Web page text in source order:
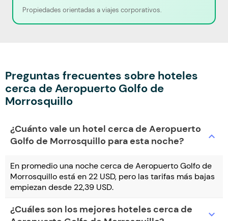
Propiedades orientadas a viajes corporativos.
Preguntas frecuentes sobre hoteles
cerca de Aeropuerto Golfo de
Morrosquillo
¿Cuánto vale un hotel cerca de Aeropuerto
Golfo de Morrosquillo para esta noche?
expand_more
En promedio una noche cerca de Aeropuerto Golfo de
Morrosquillo está en 22 USD, pero las tarifas más bajas
empiezan desde 22,39 USD.
¿Cuáles son los mejores hoteles cerca de
expand_more